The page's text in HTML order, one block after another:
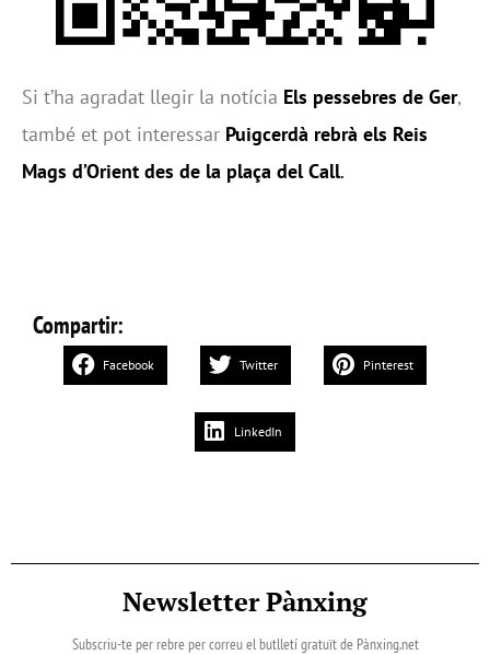
Si t’ha agradat llegir la notícia Els pessebres de Ger,
també et pot interessar Puigcerdà rebrà els Reis
Mags d’Orient des de la plaça del Call.
Compartir:
Facebook Twitter Pinterest
LinkedIn
Newsletter Pànxing
Subscriu-te per rebre per correu el butlletí gratuït de Pànxing.net​